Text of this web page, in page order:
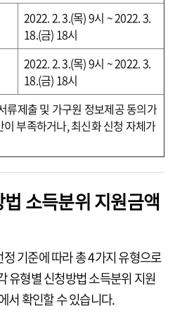
2022. 2. 3.(목) 9시 ~ 2022. 3.
18.(금) 18시
2022. 2. 3.(목) 9시 ~ 2022. 3.
18.(금) 18시
류제출 및 가구원 정보제공 동의가
부족하거나, 최신화 신청 자체가
소득분위 지원금액
기준에 따라 총 4가지 유형으로
유형별 신청방법 소득분위 지원
서 확인할 수 있습니다.